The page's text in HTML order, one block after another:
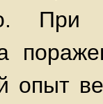
При
опыт